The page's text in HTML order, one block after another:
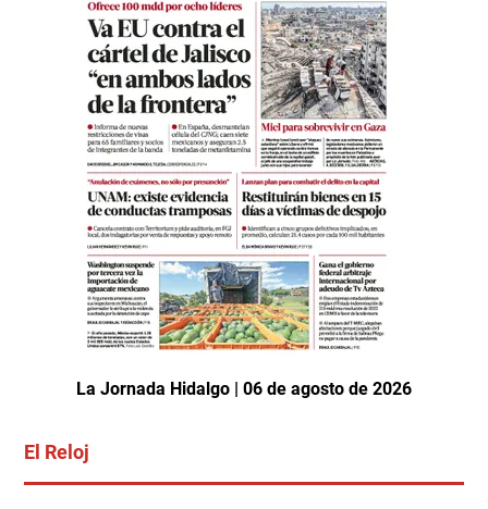
La Jornada Hidalgo | 06 de agosto de 2026
El Reloj